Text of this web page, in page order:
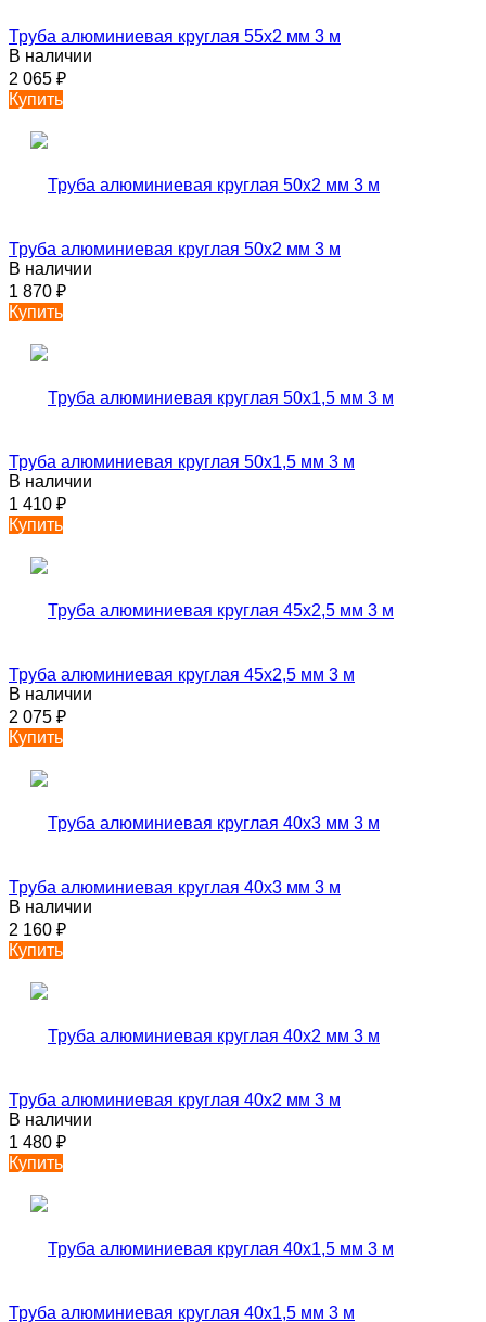
Труба алюминиевая круглая 55х2 мм 3 м
В наличии
2 065 ₽
Купить
Труба алюминиевая круглая 50х2 мм 3 м
В наличии
1 870 ₽
Купить
Труба алюминиевая круглая 50х1,5 мм 3 м
В наличии
1 410 ₽
Купить
Труба алюминиевая круглая 45х2,5 мм 3 м
В наличии
2 075 ₽
Купить
Труба алюминиевая круглая 40х3 мм 3 м
В наличии
2 160 ₽
Купить
Труба алюминиевая круглая 40х2 мм 3 м
В наличии
1 480 ₽
Купить
Труба алюминиевая круглая 40х1,5 мм 3 м